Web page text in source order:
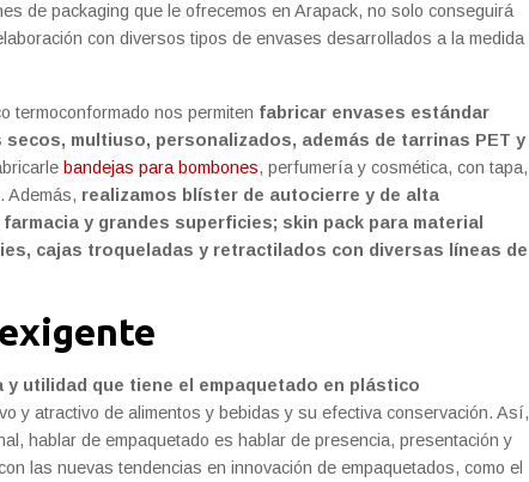
de packaging que le ofrecemos en Arapack, no solo conseguirá
con diversos tipos de envases desarrollados a la medida
termoconformado nos permiten fabricar envases estándar
multiuso, personalizados, además de tarrinas PET y
bandejas para bombones, perfumería y cosmética, con tapa,
Además, realizamos blíster de autocierre y de alta
y grandes superficies; skin pack para material
cajas troqueladas y retractilados con diversas líneas de
y utilidad que tiene el empaquetado en plástico
y atractivo de alimentos y bebidas y su efectiva conservación. Así,
hablar de empaquetado es hablar de presencia, presentación y
las nuevas tendencias en innovación de empaquetados, como el